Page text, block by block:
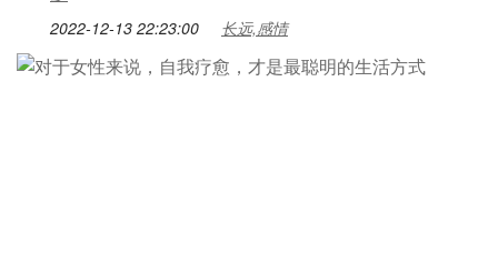
2022-12-13 22:23:00 长远,感情